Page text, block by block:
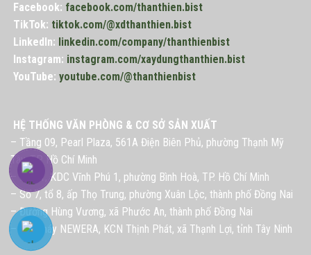
Facebook: facebook.com/thanthien.bist
TikTok: tiktok.com/@xdthanthien.bist
LinkedIn: linkedin.com/company/thanthienbist
Instagram: instagram.com/xaydungthanthien.bist
YouTube: youtube.com/@thanthienbist
HỆ THỐNG VĂN PHÒNG & CƠ SỞ SẢN XUẤT
– Tầng 09, Pearl Plaza, 561A Điện Biên Phủ, phường Thạnh Mỹ
Tây, TP. Hồ Chí Minh
– Lô G1, KDC Vĩnh Phú 1, phường Bình Hoà, TP. Hồ Chí Minh
– Số 7, tổ 8, ấp Thọ Trung, phường Xuân Lộc, thành phố Đồng Nai
– Đường Hùng Vương, xã Phước An, thành phố Đồng Nai
– Nhà máy NEWERA, KCN Thịnh Phát, xã Thạnh Lợi, tỉnh Tây Ninh